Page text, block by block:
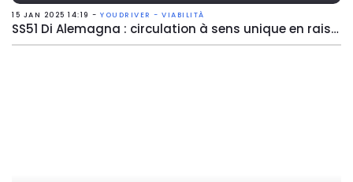
15 JAN 2025 14:19 - YOUDRIVER - VIABILITÀ
SS51 Di Alemagna : circulation à sens unique en raison de travaux